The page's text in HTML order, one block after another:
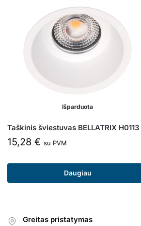
Išparduota
Taškinis šviestuvas BELLATRIX H0113
15,28 € su PVM
Daugiau
Greitas pristatymas